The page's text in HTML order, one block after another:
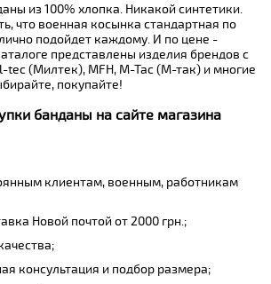
из 100% хлопка. Никакой синтетики.
что военная косынка стандартная по
подойдет каждому. И по цене -
представлены изделия брендов с
(Милтек), MFH, M-Tac (М-так) и многие
покупайте!
банданы на сайте магазина
клиентам, военным, работникам
Новой почтой от 2000 грн.;
консультация и подбор размера;